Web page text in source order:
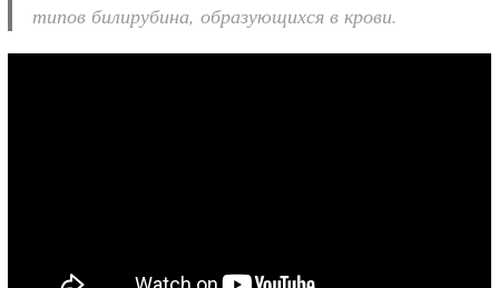
типов билирубина, образующихся в крови.